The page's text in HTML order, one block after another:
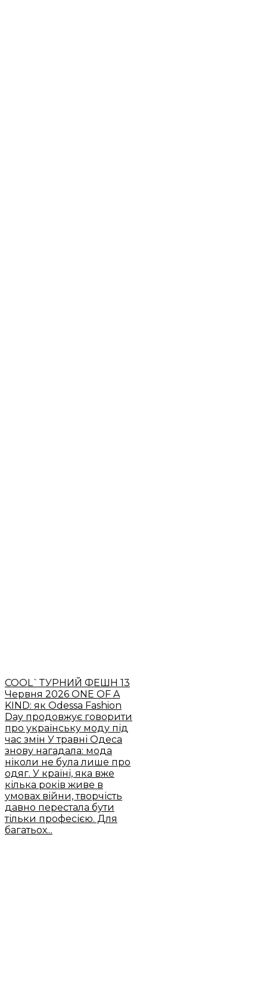
COOL`TУРНИЙ ФЕШН 13
Червня 2026 ONE OF A
KIND: як Odessa Fashion
Day продовжує говорити
про українську моду під
час змін У травні Одеса
знову нагадала: мода
ніколи не була лише про
одяг. У країні, яка вже
кілька років живе в
умовах війни, творчість
давно перестала бути
тільки професією. Для
багатьох...